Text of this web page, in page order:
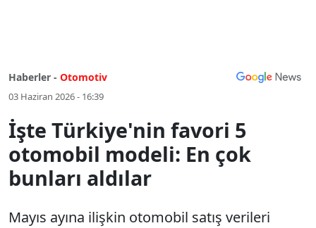
Haberler - Otomotiv
03 Haziran 2026 - 16:39
İşte Türkiye'nin favori 5
otomobil modeli: En çok
bunları aldılar
Mayıs ayına ilişkin otomobil satış verileri